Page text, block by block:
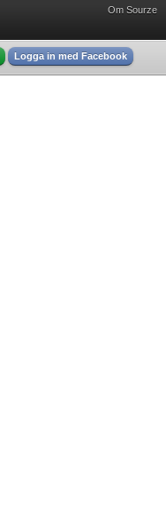
Om Sourze
Logga in med Facebook